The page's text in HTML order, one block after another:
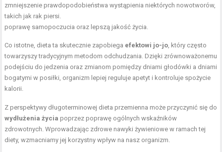
zmniejszenie prawdopodobieństwa wystąpienia niektórych nowotworów,
takich jak rak piersi.
poprawę samopoczucia oraz lepszą jakość życia.
Co istotne, dieta ta skutecznie zapobiega efektowi jo-jo , który często
towarzyszy tradycyjnym metodom odchudzania. Dzięki zrównoważonemu
podejściu do jedzenia oraz zmianom pomiędzy dniami głodówki a dniami
bogatymi w posiłki, organizm lepiej reguluje apetyt i kontroluje spożycie
kalorii.
Z perspektywy długoterminowej dieta przemienna może przyczynić się do
wydłużenia życia poprzez poprawę ogólnych wskaźników
zdrowotnych. Wprowadzając zdrowe nawyki żywieniowe w ramach tej
diety, wzmacniamy jej korzystny wpływ na nasz organizm.